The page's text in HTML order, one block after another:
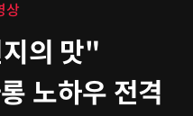
상
의 맛"
노하우 전격